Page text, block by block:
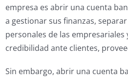
empresa es abrir una cuenta
a gestionar sus finanzas,
personales de las empresariales
credibilidad ante clientes,
Sin embargo, abrir una cuenta